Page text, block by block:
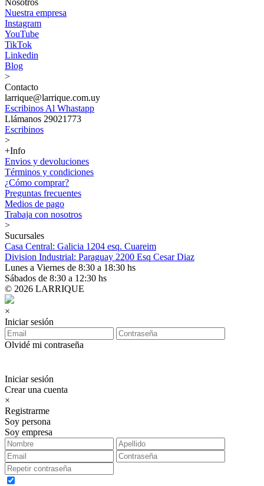
Nosotros
Nuestra empresa
Instagram
YouTube
TikTok
Linkedin
Blog
>
Contacto
larrique@larrique.com.uy
Escribinos Al Whastapp
Llámanos 29021773
Escribinos
>
+Info
Envios y devoluciones
Términos y condiciones
¿Cómo comprar?
Preguntas frecuentes
Medios de pago
Trabaja con nosotros
>
Sucursales
Casa Central: Galicia 1204 esq. Cuareim
Division Industrial: Paraguay 2200 Esq Cesar Diaz
Lunes a Viernes de 8:30 a 18:30 hs
Sábados de 8:30 a 12:30 hs
© 2026 LARRIQUE
×
Iniciar sesión
Olvidé mi contraseña
Iniciar sesión
Crear una cuenta
×
Registrarme
Soy persona
Soy empresa